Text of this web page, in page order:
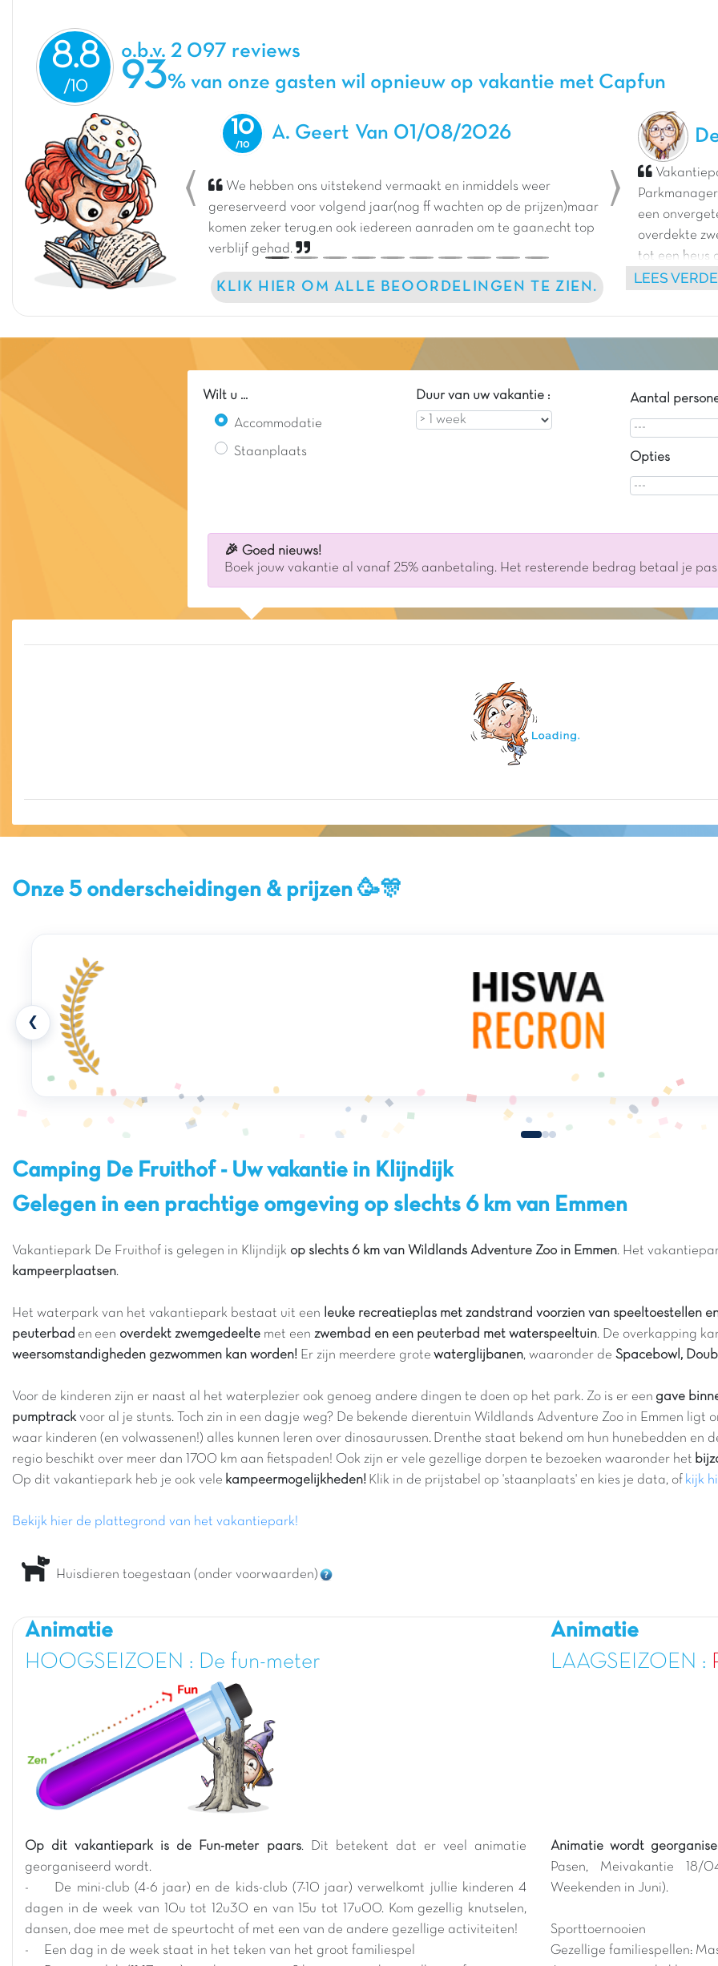
8.8 o.b.v. 2 097 reviews
93% van onze gasten wil opnieuw op vakantie met Capfun
10 A. Geert Van 01/08/2026
We hebben ons uitstekend vermaakt en inmiddels weer
gereserveerd voor volgend jaar(nog ff wachten op de prijzen)maar
komen zeker terug.en ook iedereen aanraden om te gaan.echt top
verblijf gehad.
Previous Next
KLIK HIER OM ALLE BEOORDELINGEN TE ZIEN.
een
overdekte
tot een heus
dit
speelplezier!
LEES
Wilt u ...
Accommodatie
Staanplaats
Duur van uw vakantie : Aantal
Opties
🎉 Goed nieuws!
Boek jouw vakantie al vanaf 25% aanbetaling. Het resterende bedrag betaal je
Onze 5 onderscheidingen & prijzen 🥳🎊
❮
Camping De Fruithof - Uw vakantie in Klijndijk
Gelegen in een prachtige omgeving op slechts 6 km van Emmen
Vakantiepark De Fruithof is gelegen in Klijndijk op slechts 6 km van Wildlands Adventure Zoo in Emmen. Het
kampeerplaatsen.
Het waterpark van het vakantiepark bestaat uit een
leuke recreatieplas met zandstrand voorzien van speeltoestellen
peuterbad en een overdekt zwemgedeelte met een zwembad en een peuterbad met waterspeeltuin. De overkapping
weersomstandigheden gezwommen kan worden! Er zijn meerdere grote waterglijbanen, waaronder de Spacebowl,
Voor de kinderen zijn er naast al het waterplezier ook genoeg andere dingen te doen op het park. Zo is er een gave
pumptrackvoor al je stunts. Toch zin in een dagje weg? De bekende dierentuin Wildlands Adventure Zoo in Emmen
waar kinderen (en volwassenen!) alles kunnen leren over dinosaurussen. Drenthe staat bekend om hun hunebedden en
regio beschikt over meer dan 1700 km aan fietspaden! Ook zijn er vele gezellige dorpen te bezoeken waaronder het
Op dit vakantiepark heb je ook vele kampeermogelijkheden! Klik in de prijstabel op 'staanplaats' en kies je data, of kijk
Bekijk hier de plattegrond van het vakantiepark!
Huisdieren toegestaan (onder voorwaarden)
Animatie
HOOGSEIZOEN : De fun-meter
Op dit vakantiepark is de Fun-meter paars. Dit betekent dat er veel animatie
georganiseerd wordt.
- De mini-club (4-6 jaar) en de kids-club (7-10 jaar) verwelkomt jullie kinderen 4
dagen in de week van 10u tot 12u30 en van 15u tot 17u00. Kom gezellig knutselen,
dansen, doe mee met de speurtocht of met een van de andere gezellige activiteiten!
- Een dag in de week staat in het teken van het groot familiespel
Animatie
LAAGSEIZOEN :
Animatie wordt
Pasen, Meivakantie 18/
Weekenden in Juni).
Sporttoernooien
Gezellige familiespellen: